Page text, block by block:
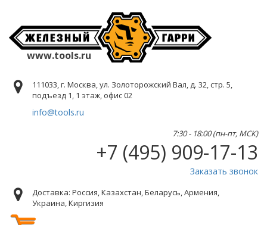
www.tools.ru
111033, г. Москва, ул. Золоторожский Вал, д. 32, стр. 5,
подъезд 1, 1 этаж, офис 02
info@tools.ru
7:30 - 18:00 (пн-пт, МСК)
+7 (495) 909-17-13
Заказать звонок
Доставка: Россия, Казахстан, Беларусь, Армения,
Украина, Киргизия